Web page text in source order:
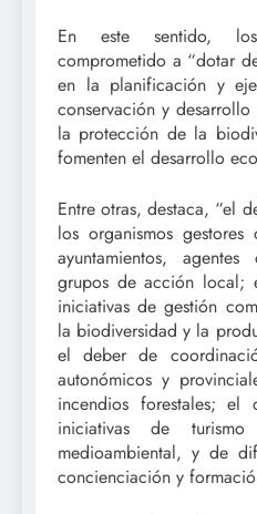
En este sentido,
comprometido a “dotar
en la planificación y
conservación y
la protección de la
fomenten el desarrollo
Entre otras, destaca, “el
los organismos
ayuntamientos,
grupos de acción local;
iniciativas de gestión
la biodiversidad y la
el deber de
autonómicos y
incendios forestales;
iniciativas de
medioambiental, y de
concienciación y